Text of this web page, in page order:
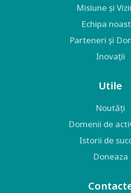
Misiune și
Echipa
Parteneri și
Inovații
Utile
Noutăți
Domenii de
Istorii de
Doneaza